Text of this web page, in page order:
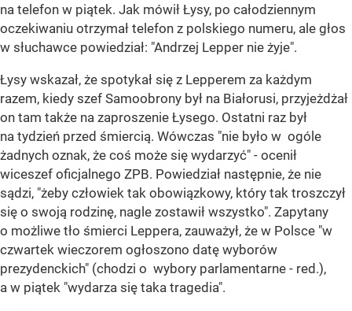
na telefon w piątek. Jak mówił Łysy, po całodziennym
oczekiwaniu otrzymał telefon z polskiego numeru, ale głos
w słuchawce powiedział: "Andrzej Lepper nie żyje".
Łysy wskazał, że spotykał się z Lepperem za każdym
razem, kiedy szef Samoobrony był na Białorusi, przyjeżdżał
on tam także na zaproszenie Łysego. Ostatni raz był
na tydzień przed śmiercią. Wówczas "nie było w ogóle
żadnych oznak, że coś może się wydarzyć" - ocenił
wiceszef oficjalnego ZPB. Powiedział następnie, że nie
sądzi, "żeby człowiek tak obowiązkowy, który tak troszczył
się o swoją rodzinę, nagle zostawił wszystko". Zapytany
o możliwe tło śmierci Leppera, zauważył, że w Polsce "w
czwartek wieczorem ogłoszono datę wyborów
prezydenckich" (chodzi o wybory parlamentarne - red.),
a w piątek "wydarza się taka tragedia".